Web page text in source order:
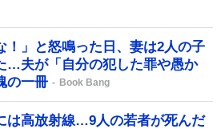
！」と怒鳴った日、妻は2人の子
…夫が「自分の犯した罪や愚か
の一冊
Book Bang
は高放射線…9人の若者が死んだ